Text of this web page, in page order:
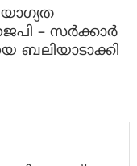
– സർക്കാർ
ബലിയാടാക്കി